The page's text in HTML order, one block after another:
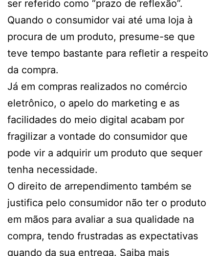
ser referido como “prazo de reflexão”.
Quando o consumidor vai até uma loja à
procura de um produto, presume-se que
teve tempo bastante para refletir a respeito
da compra.
Já em compras realizados no comércio
eletrônico, o apelo do marketing e as
facilidades do meio digital acabam por
fragilizar a vontade do consumidor que
pode vir a adquirir um produto que sequer
tenha necessidade.
O direito de arrependimento também se
justifica pelo consumidor não ter o produto
em mãos para avaliar a sua qualidade na
compra, tendo frustradas as expectativas
quando da sua entrega. Saiba mais